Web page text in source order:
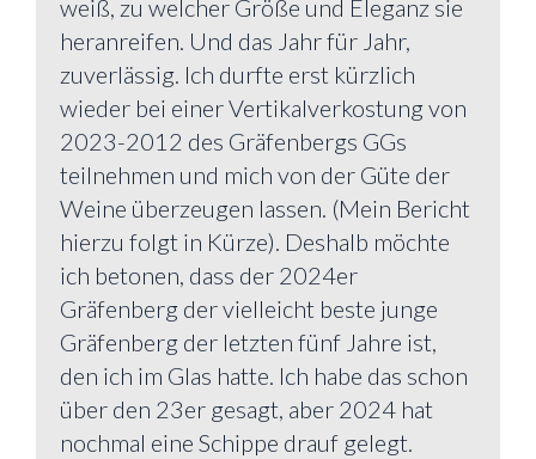
weiß, zu welcher Größe und Eleganz sie
heranreifen. Und das Jahr für Jahr,
zuverlässig. Ich durfte erst kürzlich
wieder bei einer Vertikalverkostung von
2023-2012 des Gräfenbergs GGs
teilnehmen und mich von der Güte der
Weine überzeugen lassen. (Mein Bericht
hierzu folgt in Kürze). Deshalb möchte
ich betonen, dass der 2024er
Gräfenberg der vielleicht beste junge
Gräfenberg der letzten fünf Jahre ist,
den ich im Glas hatte. Ich habe das schon
über den 23er gesagt, aber 2024 hat
nochmal eine Schippe drauf gelegt.